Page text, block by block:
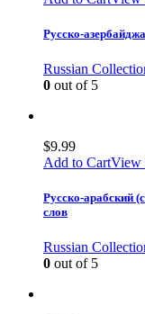
Русско-
Russian
0 out of 5
$9.99
Add to CartView
Русско-арабский
слов
Russian
0 out of 5